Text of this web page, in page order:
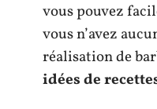
vous pouvez
vous n’avez
réalisation de
idées de